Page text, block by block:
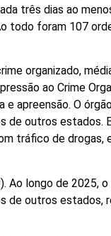
três dias ao
todo foram 107
organizado,
ao Crime
apreensão. O
de outros estados.
tráfico de drogas,
Ao longo de 2025, o
de outros estados,